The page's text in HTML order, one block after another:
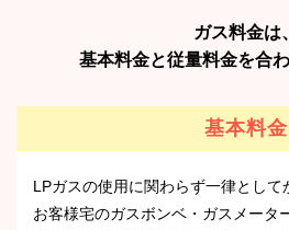
ガス料金は、
基本料金と従量料金を合
基本料金
LPガスの使用に関わらず一律として
お客様宅のガスボンベ・ガスメータ